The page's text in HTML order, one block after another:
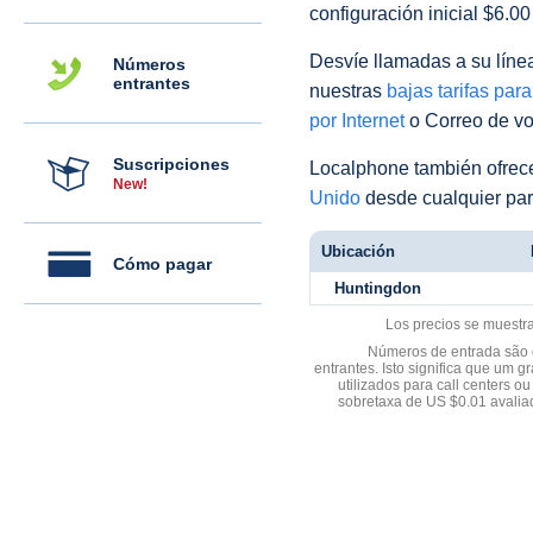
Números
entrantes
Suscripciones
New!
Cómo pagar
configuración inicial
Desvíe llamadas a su
nuestras bajas tarifas
por Interneto Correo de
Localphone también
Unido desde cualquier
Ubicación
Huntingdon
Los precios se
Números de entrada
entrantes. Isto significa que um
utilizados para call centers
sobretaxa de US $0.01